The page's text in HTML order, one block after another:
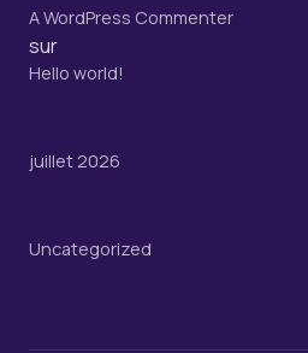
A WordPress Commenter
sur
Hello world!
juillet 2026
Uncategorized